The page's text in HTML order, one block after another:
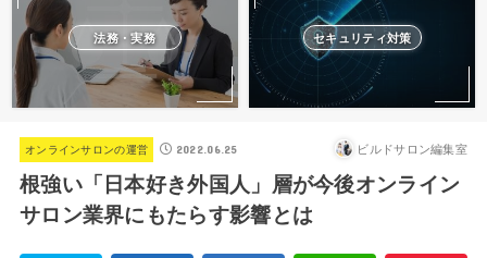
法務・実務 セキュリティ対策
オンラインサロンの運営 2022.06.25 ビルドサロン編集室
根強い「日本好き外国人」層が今後オンライン
サロン業界にもたらす影響とは